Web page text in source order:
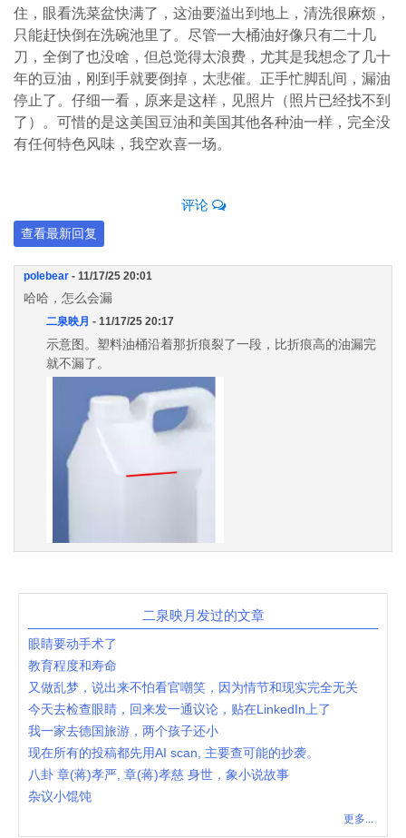
住，眼看洗菜盆快满了，这油要溢出到地上，清洗很麻烦，
只能赶快倒在洗碗池里了。尽管一大桶油好像只有二十几
刀，全倒了也没啥，但总觉得太浪费，尤其是我想念了几十
年的豆油，刚到手就要倒掉，太悲催。正手忙脚乱间，漏油
停止了。仔细一看，原来是这样，见照片（照片已经找不到
了）。可惜的是这美国豆油和美国其他各种油一样，完全没
有任何特色风味，我空欢喜一场。
评论
查看最新回复
polebear - 11/17/25 20:01
哈哈，怎么会漏
二泉映月 - 11/17/25 20:17
示意图。塑料油桶沿着那折痕裂了一段，比折痕高的油漏完
就不漏了。
二泉映月发过的文章
眼睛要动手术了
教育程度和寿命
又做乱梦，说出来不怕看官嘲笑，因为情节和现实完全无关
今天去检查眼睛，回来发一通议论，贴在LinkedIn上了
我一家去德国旅游，两个孩子还小
现在所有的投稿都先用AI scan, 主要查可能的抄袭。
八卦 章(蒋)孝严, 章(蒋)孝慈 身世，象小说故事
杂议小馄饨
更多...